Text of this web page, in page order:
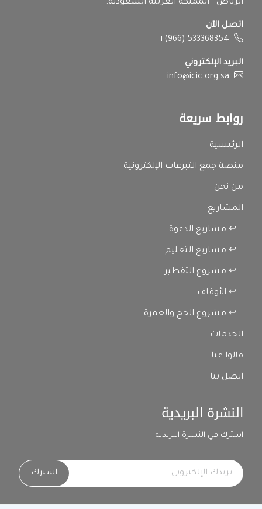
الرياض - المملكة العربية السعودية.
اتصل الآن
+(966) 533368354
البريد الإلكتروني
info@icic.org.sa
روابط سريعة
الرئيسية
منصة جمع التبرعات الإلكترونية
من نحن
المشاريع
↩ مشاريع الدعوة
↩ مشاريع التعليم
↩ مشروع التفطير
↩ الأوقاف
↩ مشروع الحج والعمرة
الخدمات
قالوا عنا
اتصل بنا
النشرة البريدية
اشترك في النشرة البريدية
اشترك